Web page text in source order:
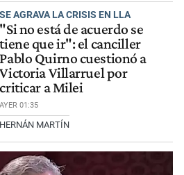
SE AGRAVA LA CRISIS EN LLA
"Si no está de acuerdo se
tiene que ir": el canciller
Pablo Quirno cuestionó a
Victoria Villarruel por
criticar a Milei
AYER 01:35
HERNÁN MARTÍN